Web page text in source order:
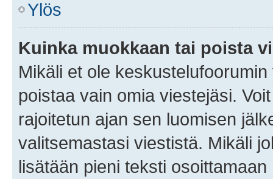
Ylös
Kuinka muokkaan tai poista
Mikäli et ole
poistaa vain omia viestejäsi.
rajoitetun ajan sen luomisen
valitsemastasi viestistä. Mikäli
lisätään pieni teksti